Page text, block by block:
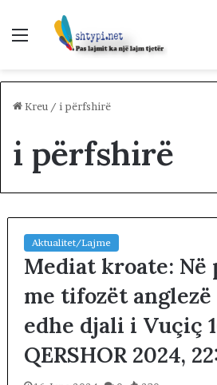
Menu
Kreu / i përfshirë
i përfshirë
Aktualitet/Lajme
Mediat kroate: Në
me tifozët
edhe djali i Vuçiç
QERSHOR 2024,